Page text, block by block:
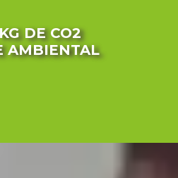
DE CO2
AMBIENTAL